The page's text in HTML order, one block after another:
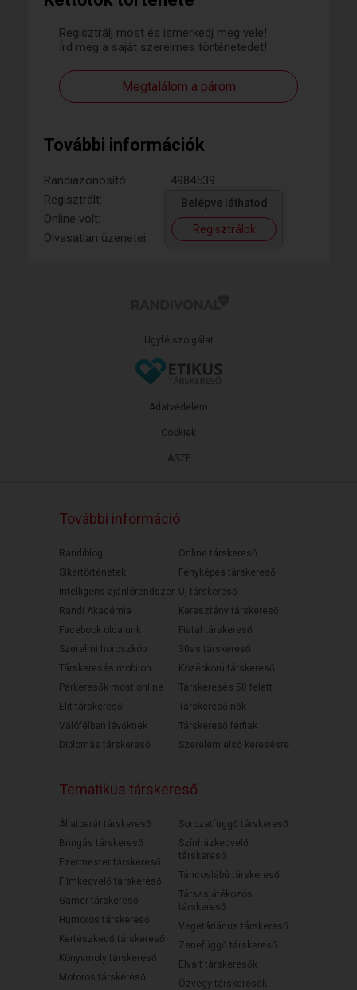
Regisztrálj most és ismerkedj meg vele!
Írd meg a saját szerelmes történetedet!
Megtalálom a párom
További információk
Randiazonosító:
4984539
Regisztrált:
Online volt:
Olvasatlan üzenetei:
Belépve láthatod
Regisztrálok
Ügyfélszolgálat
ÁSZF
Adatvédelem
Cookiek
További információ
Randiblog
Sikertörténetek
Intelligens ajánlórendszer
Randi Akadémia
Facebook oldalunk
Szerelmi horoszkóp
Társkeresés mobilon
Párkeresők most online
Elit társkereső
Válófélben lévőknek
Diplomás társkereső
Online társkereső
Fényképes társkereső
Új társkereső
Keresztény társkereső
Fiatal társkereső
30as társkereső
Középkorú társkereső
Társkeresés 50 felett
Társkereső nők
Társkereső férfiak
Szerelem első keresésre
Tematikus társkereső
Állatbarát társkereső
Bringás társkereső
Ezermester társkereső
Filmkedvelő társkereső
Gamer társkereső
Humoros társkereső
Kertészkedő társkereső
Könyvmoly társkereső
Motoros társkereső
Sorozatfüggő társkereső
Színházkedvelő
társkereső
Táncoslábú társkereső
Társasjátékozós
társkereső
Vegetáriánus társkereső
Zenefüggő társkereső
Elvált társkeresők
Özvegy társkeresők